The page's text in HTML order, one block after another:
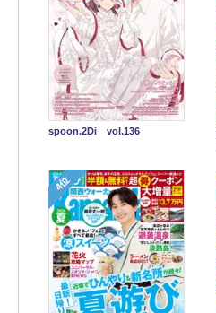
spoon.2Di vol.136
4位